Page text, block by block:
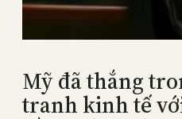
Mỹ đã thắng
tranh kinh tế